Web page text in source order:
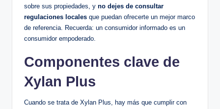
sobre sus propiedades, y no⁢ dejes de consultar
regulaciones locales que puedan⁣ ofrecerte un‍ mejor marco
de referencia. Recuerda: un ‌consumidor informado es un⁢
consumidor ⁣empoderado.
Componentes clave de
Xylan⁤ Plus
Cuando se trata de Xylan Plus, hay más que cumplir con